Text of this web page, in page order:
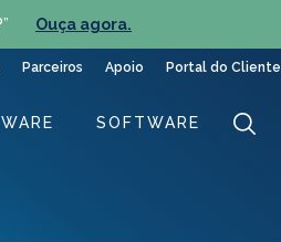
Ouça agora.
Parceiros Apoio Portal do Cliente
SOFTWARE